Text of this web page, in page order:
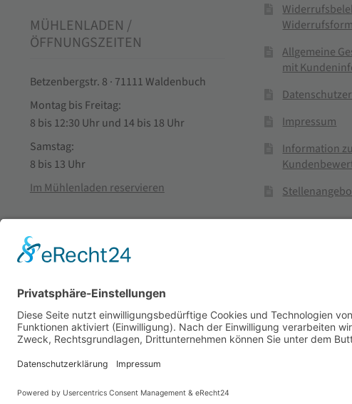
MÜHLENLADEN /
ÖFFNUNGSZEITEN
Betzenbergstr. 8 · 71111 Waldenbuch
Montag bis Freitag:
8 bis 12:30 Uhr und 14 bis 18 Uhr
Samstag:
8 bis 13 Uhr
Im Mühlenladen reservieren
Allgemeine
mit
Impressum
Information
© Stadtmühle Waldenbuch 2026– Dein zuverlässiger Partner im
Alle Preise inkl. der gesetzlichen MwSt. Die durchgestrichenen Preise